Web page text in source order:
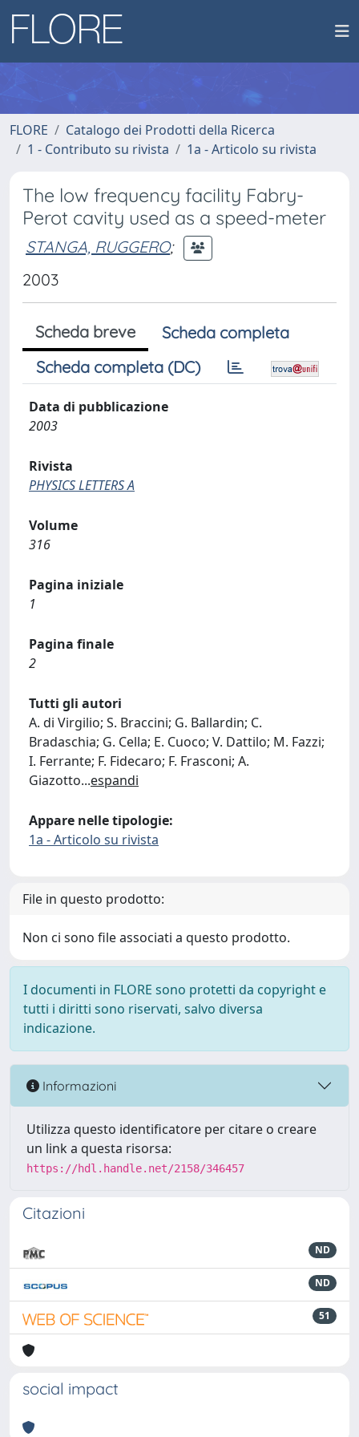
FLORE
Catalogo dei Prodotti della Ricerca
1 - Contributo su rivista
1a - Articolo su rivista
The low frequency facility Fabry-
Perot cavity used as a speed-meter
STANGA, RUGGERO;
2003
Scheda breve
Scheda completa
Scheda completa (DC)
Data di pubblicazione
2003
Rivista
PHYSICS LETTERS A
Volume
316
Pagina iniziale
1
Pagina finale
2
Tutti gli autori
A. di Virgilio; S. Braccini; G. Ballardin; C.
Bradaschia; G. Cella; E. Cuoco; V. Dattilo; M. Fazzi;
I. Ferrante; F. Fidecaro; F. Frasconi; A.
Giazotto...espandi
Appare nelle tipologie:
1a - Articolo su rivista
File in questo prodotto:
Non ci sono file associati a questo prodotto.
I documenti in FLORE sono protetti da copyright e
tutti i diritti sono riservati, salvo diversa
indicazione.
Informazioni
Utilizza questo identificatore per citare o creare
un link a questa risorsa:
https://hdl.handle.net/2158/346457
Citazioni
ND
ND
51
social impact